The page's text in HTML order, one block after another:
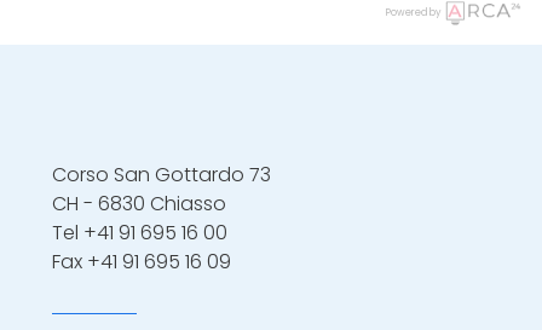
Powered by
Corso San Gottardo 73
CH - 6830 Chiasso
Tel +41 91 695 16 00
Fax +41 91 695 16 09